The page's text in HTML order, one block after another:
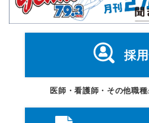
採
医師・看護師・その他職種